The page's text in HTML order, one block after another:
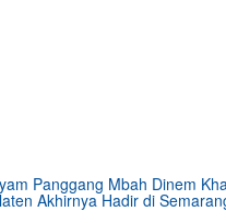
Panggang Mbah Dinem
Akhirnya Hadir di